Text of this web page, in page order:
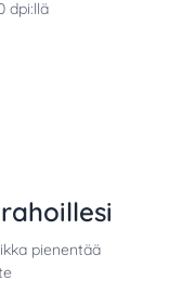
dpi:llä
pienentää